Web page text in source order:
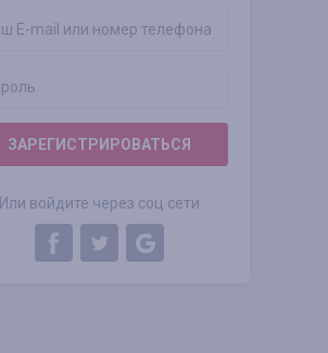
ЗАРЕГИСТРИРОВАТЬСЯ
Или войдите через соц сети